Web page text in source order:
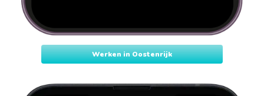
Werken in Oostenrijk